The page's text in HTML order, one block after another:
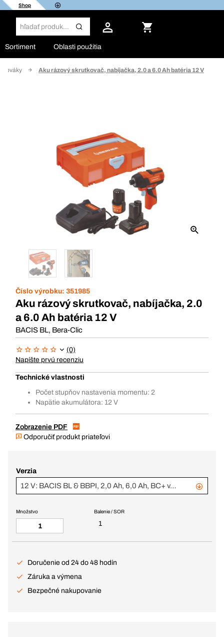
Shop
Sortiment Oblasti použitia
Aku rázový skrutkovač, nabíjačka, 2.0 a 6.0 Ah batéria 12 V
Číslo výrobku: 351985
Aku rázový skrutkovač, nabíjačka, 2.0
a 6.0 Ah batéria 12 V
BACIS BL, Bera-Clic
(0)
Napíšte prvú recenziu
Technické vlastnosti
Počet stupňov nastavenia momentu: 2
Napätie akumulátora: 12 V
Zobrazenie PDF
Odporučiť produkt priateľovi
Verzia
12 V: BACIS BL & BBPI, 2,0 Ah, 6,0 Ah, BC+ v.1 (343777 + 343782)
Balenie / SOR
1
Množstvo
Doručenie od 24 do 48 hodín
Záruka a výmena
Bezpečné nakupovanie